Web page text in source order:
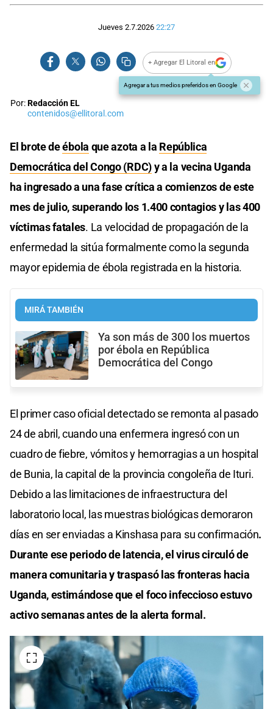
Jueves 2.7.2026 22:27
+ Agregar El Litoral en
Agregar a tus medios preferidos en Google
Por:Redacción EL
contenidos@ellitoral.com
El brote deébola que azota a la República
Democrática del Congo(RDC)y a la vecina Uganda
ha ingresado a una fase crítica a comienzos de este
mes de julio, superando los 1.400 contagios y las 400
víctimas fatales. La velocidad de propagación de la
enfermedad la sitúa formalmente como la segunda
mayor epidemia de ébola registrada en la historia.
MIRÁ TAMBIÉN
Ya son más de 300 los muertos
por ébola en República
Democrática del Congo
El primer caso oficial detectado se remonta al pasado
24 de abril, cuando una enfermera ingresó con un
cuadro de fiebre, vómitos y hemorragias a un hospital
de Bunia, la capital de la provincia congoleña de Ituri.
Debido a las limitaciones de infraestructura del
laboratorio local, las muestras biológicas demoraron
días en ser enviadas a Kinshasa para su confirmación.
Durante ese periodo de latencia, el virus circuló de
manera comunitaria y traspasó las fronteras hacia
Uganda, estimándose que el foco infeccioso estuvo
activo semanas antes de la alerta formal.